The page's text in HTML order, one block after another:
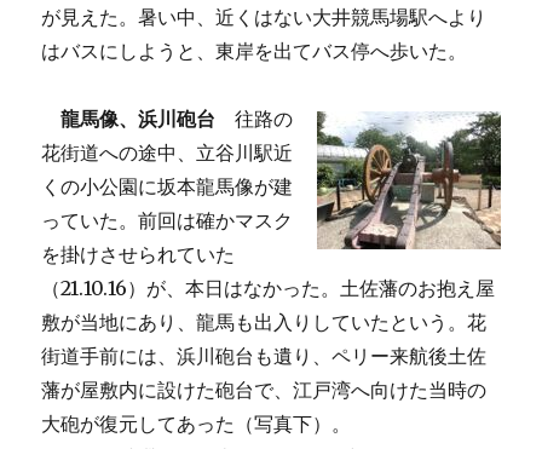
が見えた。暑い中、近くはない大井競馬場駅へより
はバスにしようと、東岸を出てバス停へ歩いた。
龍馬像、浜川砲台 往路の
花街道への途中、立谷川駅近
くの小公園に坂本龍馬像が建
っていた。前回は確かマスク
を掛けさせられていた
（21.10.16）が、本日はなかった。土佐藩のお抱え屋
敷が当地にあり、龍馬も出入りしていたという。花
街道手前には、浜川砲台も遺り、ペリー来航後土佐
藩が屋敷内に設けた砲台で、江戸湾へ向けた当時の
大砲が復元してあった（写真下）。